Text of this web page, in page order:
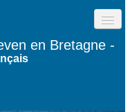
en Bretagne -
PLAGE